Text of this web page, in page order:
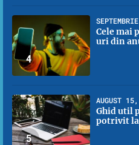
4
Cele mai
uri din
5
AUGUST
Ghid util
potrivit